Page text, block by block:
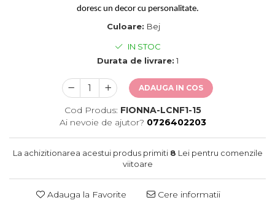
Lenjerii Pufoase Fluffy/ Rabbit
Bumbac Neted Nesatinat
Bumbac 100%
Lenjerii Satin Premium
Lenjerii Jacquard
Lenjerii Matase
Lenjerii Creponate
Huse De Pat Tricotate 180x200cm
Huse Impermeabile 180x200cm
doresc un decor cu personalitate.
Culoare: Bej
IN STOC
Durata de livrare: 1
ADAUGA IN COS
Cod Produs: FIONNA-LCNF1-15
Ai nevoie de ajutor? 0726402203
La achizitionarea acestui produs primiti 8 Lei pentru comenzile
viitoare
Adauga la Favorite Cere informatii